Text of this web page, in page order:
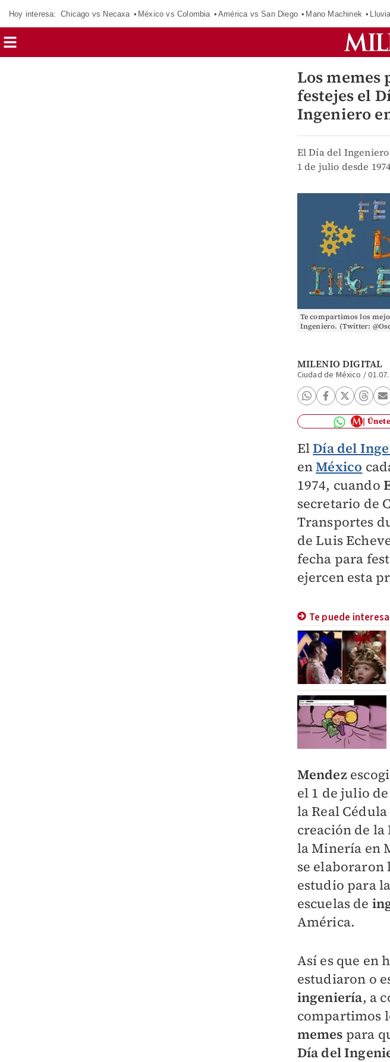
Hoy interesa: Chicago vs Necaxa México vs Colombia América vs San Diego Mano Machinek
Los memes
festejes el
Ingeniero
El Día del
1 de julio desde
Te compartimos los
Ingeniero. (Twitter:
MILENIO DIGITAL
Ciudad de México /
ElDía del
enMéxico
1974, cuando
secretario de
Transportes
de Luis
fecha para
ejercen esta
Te puede
Mendez
el 1 de julio
la Real
creación de la
la Minería en
se elaboraron
estudio para
escuelas de
América.
Así es que en
estudiaron o
ingeniería, a
compartimos
memes para
Día del